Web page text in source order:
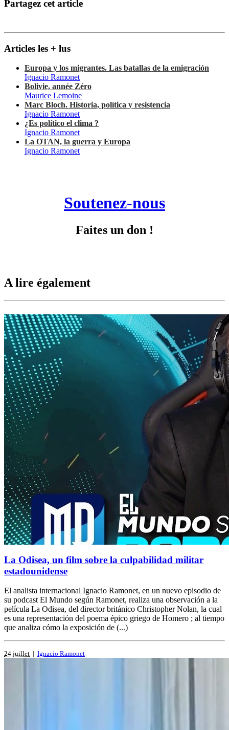
Partagez cet article
Articles les + lus
Europa y los migrantes. Las batallas de la emigración
Ignacio Ramonet
Bolivie, année Zéro
Maurice Lemoine
Marc Bloch. Historia, política y resistencia
Ignacio Ramonet
¿Es político el clima ?
Ignacio Ramonet
La OTAN, la guerra y Europa
Ignacio Ramonet
Soutenez-nous
Faites un don !
A lire également
La Odisea, un film sobre la culpabilidad militar
estadounidense
El analista internacional Ignacio Ramonet, en un nuevo episodio de
su podcast El Mundo según Ramonet, realiza una observación a la
película La Odisea, del director británico Christopher Nolan, la cual
es una representación del poema épico griego de Homero ; al tiempo
que analiza cómo la exposición de (...)
24 juillet | Ignacio Ramonet